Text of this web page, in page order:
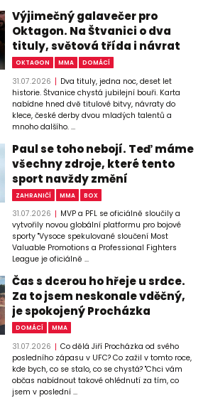
Výjimečný galavečer pro
Oktagon. Na Štvanici o dva
tituly, světová třída i návrat
OKTAGON MMA DOMÁCÍ
31.07.2026
Dva tituly, jedna noc, deset let
historie. Štvanice chystá jubilejní bouři. Karta
nabídne hned dvě titulové bitvy, návraty do
klece, české derby dvou mladých talentů a
mnoho dalšího. ...
Paul se toho nebojí. Teď máme
všechny zdroje, které tento
sport navždy změní
ZAHRANIČÍ MMA BOX
31.07.2026
MVP a PFL se oficiálně sloučily a
vytvořily novou globální platformu pro bojové
sporty "Vysoce spekulované sloučení Most
Valuable Promotions a Professional Fighters
League je oficiálně ...
Čas s dcerou ho hřeje u srdce.
Za to jsem neskonale vděčný,
je spokojený Procházka
DOMÁCÍ MMA
31.07.2026
Co dělá Jiří Procházka od svého
posledního zápasu v UFC? Co zažil v tomto roce,
kde bych, co se stalo, co se chystá? "Chci vám
občas nabídnout takové ohlédnutí za tím, co
jsem v poslední ...